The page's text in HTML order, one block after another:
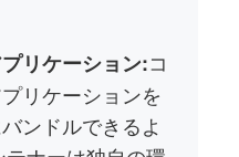
リケーション:コ
リケーションを
ンドルできるよ